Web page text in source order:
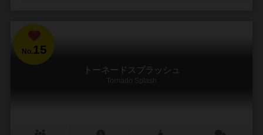
No.15
トーネードスプラッシュ
Tornado Splash